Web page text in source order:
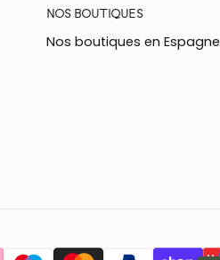
NOS BOUTIQUES
Nos boutiques en Espagne